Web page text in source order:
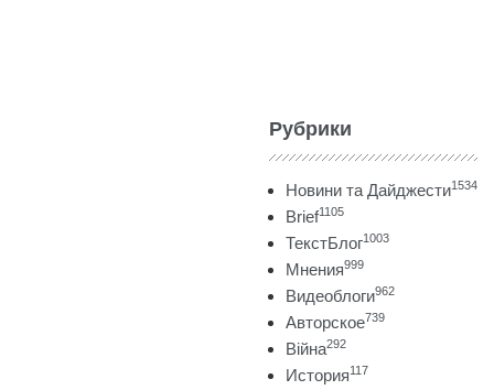
Рубрики
Новини та Дайджести1534
Brief1105
ТекстБлог1003
Мнения999
Видеоблоги962
Авторское739
Війна292
История117